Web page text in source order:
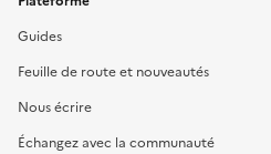
Guides
Feuille de route et nouveautés
Nous écrire
Échangez avec la communauté